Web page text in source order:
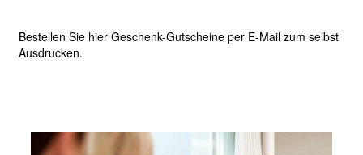
Bestellen Sie hier Geschenk-Gutscheine per E-Mail zum selbst
Ausdrucken.